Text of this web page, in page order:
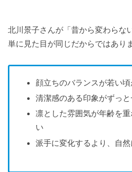
北川景子さんが「昔から変わらな
単に見た目が同じだからではあり
顔立ちのバランスが若い
清潔感のある印象がずっ
凛とした雰囲気が年齢を
い
派手に変化するより、自